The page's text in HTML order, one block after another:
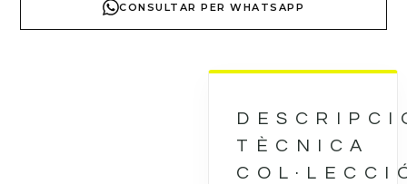
CONSULTAR PER WHATSAPP
TÈCNICA